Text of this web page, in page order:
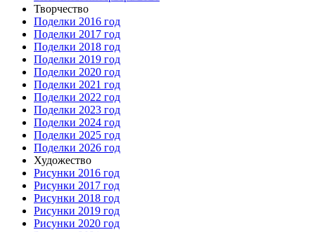
Творчество
Поделки 2016 год
Поделки 2017 год
Поделки 2018 год
Поделки 2019 год
Поделки 2020 год
Поделки 2021 год
Поделки 2022 год
Поделки 2023 год
Поделки 2024 год
Поделки 2025 год
Поделки 2026 год
Художество
Рисунки 2016 год
Рисунки 2017 год
Рисунки 2018 год
Рисунки 2019 год
Рисунки 2020 год